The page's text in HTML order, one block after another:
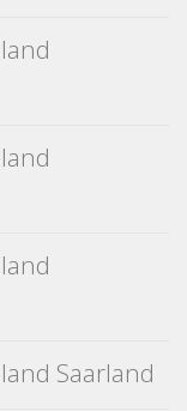
Saarland